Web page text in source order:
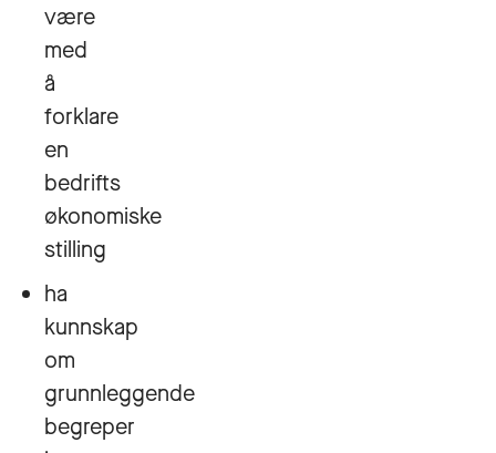
være
med
å
forklare
en
bedrifts
økonomiske
stilling
ha
kunnskap
om
grunnleggende
begreper